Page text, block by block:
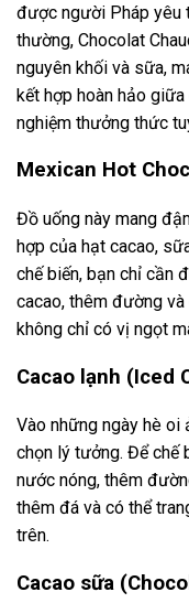
được người Pháp yêu
thường, Chocolat
nguyên khối và sữa,
kết hợp hoàn hảo
nghiệm thưởng thức
Mexican Hot
Đồ uống này mang
hợp của hạt cacao,
chế biến, bạn chỉ cần
cacao, thêm đường
không chỉ có vị ngọt
Cacao lạnh (Iced
Vào những ngày hè oi
chọn lý tưởng. Để chế
nước nóng, thêm
thêm đá và có thể
trên.
Cacao sữa